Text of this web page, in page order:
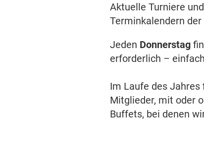
Aktuelle Turniere
Terminkalendern
Jeden Donnerstag
erforderlich –
Im Laufe des
Mitglieder, mit oder
Buffets, bei denen